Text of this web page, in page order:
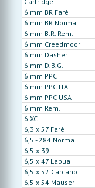
6 mm BR Farè
6 mm BR Norma
6 mm B.R. Rem.
6 mm Creedmoor
6 mm Dasher
6 mm D.B.G.
6 mm PPC
6 mm PPC ITA
6 mm PPC-USA
6 mm Rem.
6 XC
6,3 x 57 Farè
6,5 - 284 Norma
6,5 x 39
6,5 x 47 Lapua
6,5 x 52 Carcano
6,5 x 54 Mauser